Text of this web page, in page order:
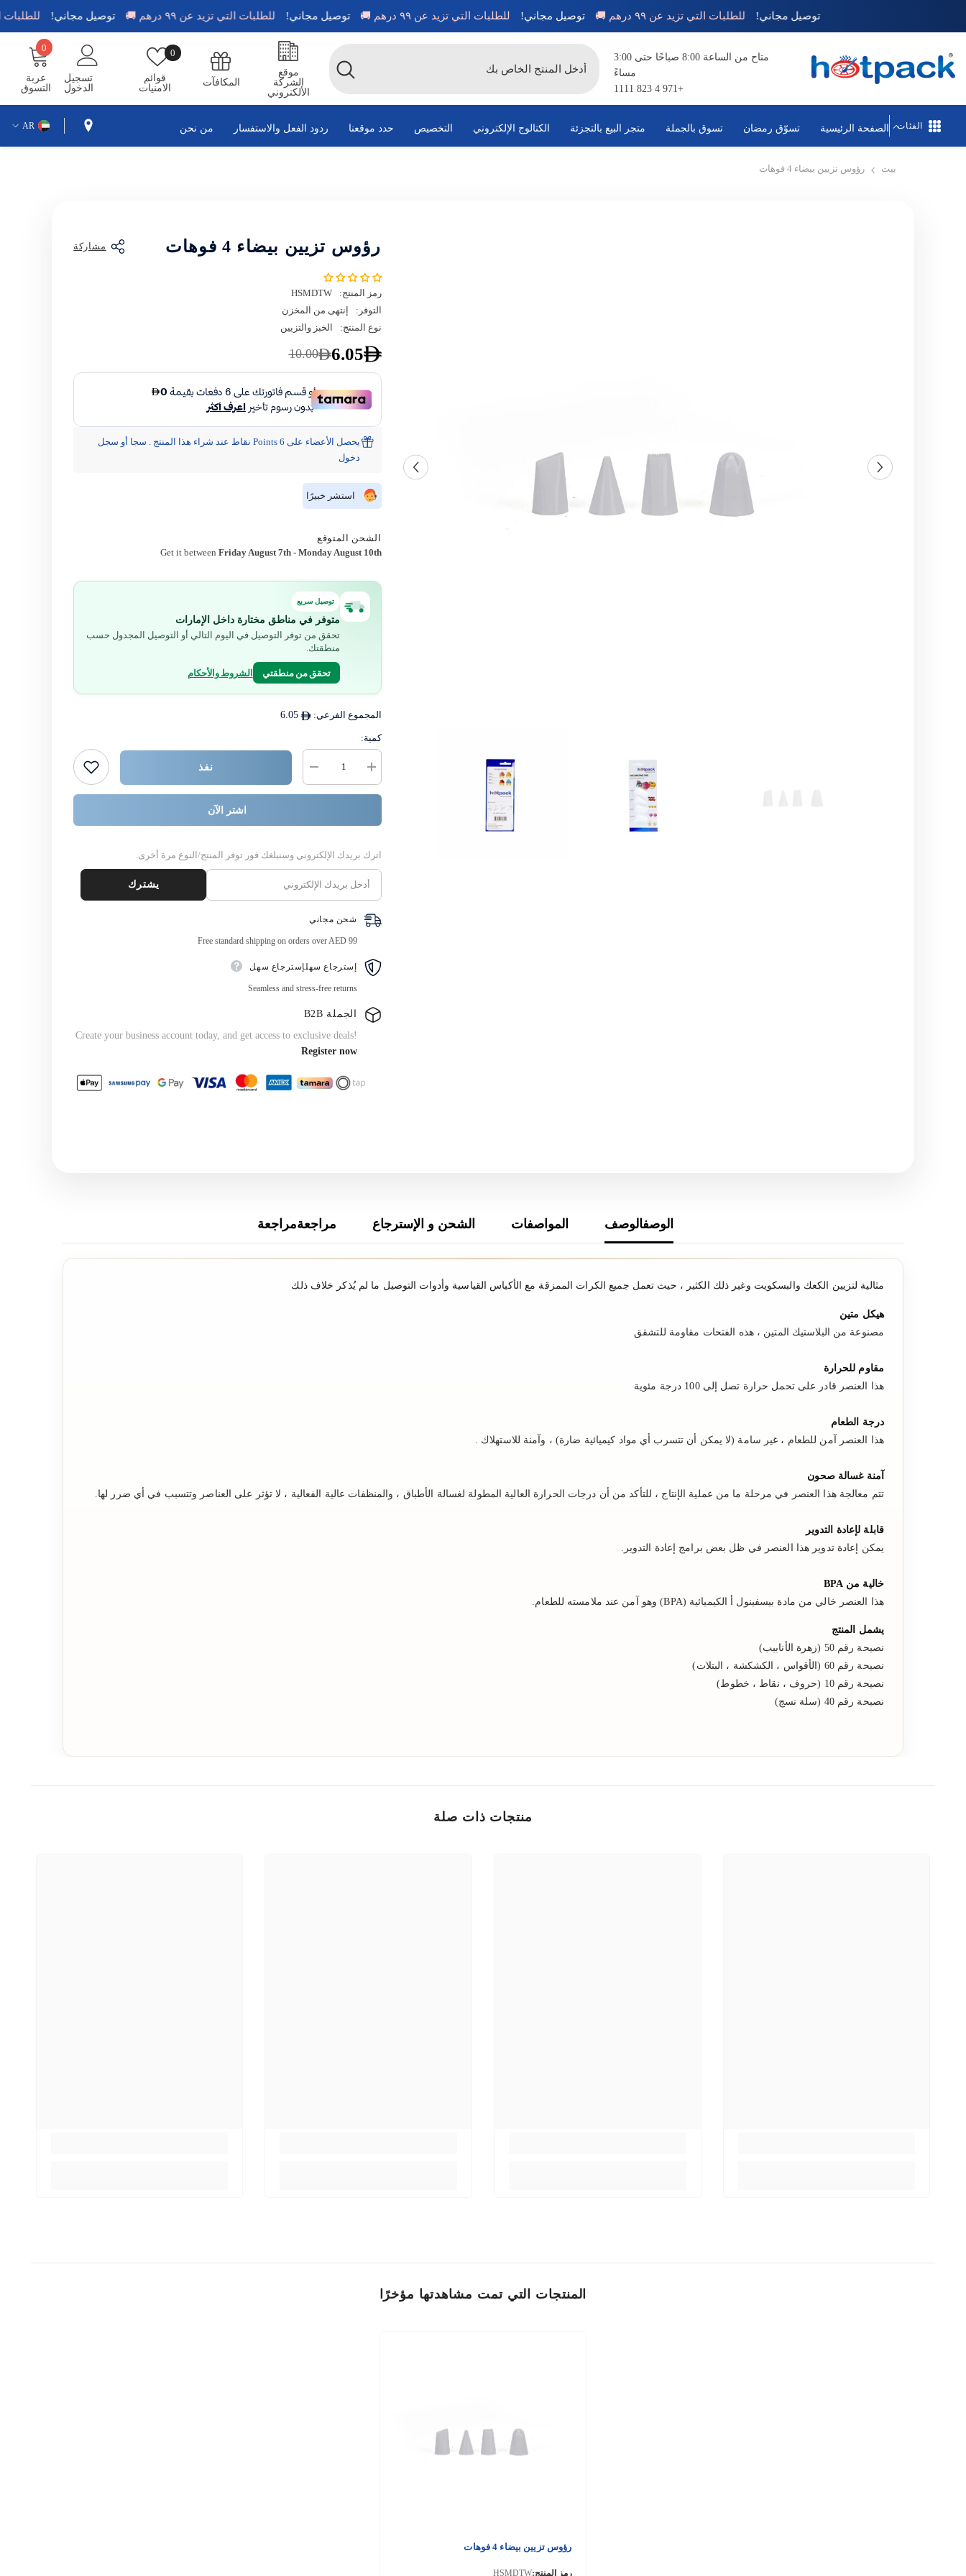
توصيل مجاني! للطلبات التي تزيد عن ٩٩ درهم 🚚 توصيل مجاني! للطلبات التي تزيد عن ٩٩ درهم 🚚 توصيل مجاني! للطلبات التي تزيد عن ٩٩ درهم 🚚 توصيل مجاني!
متاح من الساعة 8:00 صباحًا حتى 3:00
مساءً
+971 4 823 1111
موقع
الشركة
الألكتروني
المكافآت
قوائم
الامنيات
0قوائم
الامنيات
تسجيل
الدخول
عربة
التسوق
0
0
عناصر
الفئات الصفحة الرئيسية تسوّق رمضان تسوق بالجملة متجر البيع بالتجزئة الكتالوج الإلكتروني التخصيص حدد موقعنا ردود الفعل والاستفسار من نحن AR
بيت رؤوس تزيين بيضاء 4 فوهات
رؤوس تزيين بيضاء 4 فوهات مشاركة
رمز المنتج:
HSMDTW
التوفر:
إنتهى من المخزن
نوع المنتج:
الخبز والتزيين
10.00 6.05
يحصل الأعضاء على 6 Points نقاط عند شراء هذا المنتج . سجا أو سجل
دخول
استشر خبيرًا
الشحن المتوقع
Get it between Friday August 7th- Monday August 10th
توصيل سريع
متوفر في مناطق مختارة داخل الإمارات
تحقق من توفر التوصيل في اليوم التالي أو التوصيل المجدول حسب
منطقتك.
تحقق من منطقتي الشروط والأحكام
المجموع الفرعي: 6.05
كمية:
كمية
{{
زيادة
كمية
رؤوس
4
نفذ
اشتر الآن
اترك بريدك الإلكتروني وسنبلغك فور توفر المنتج/النوع مرة أخرى.
يشترك
شحن مجاني
Free standard shipping on orders over AED 99
إسترجاع سهلإسترجاع سهل
Seamless and stress-free returns
الجملة B2B
Create your business account today, and get access to exclusive deals!
Register now
الوصفالوصف المواصفات الشحن و الإسترجاع مراجعةمراجعة
مثالية لتزيين الكعك والبسكويت وغير ذلك الكثير ، حيث تعمل جميع الكرات الممزقة مع الأكياس القياسية وأدوات التوصيل ما لم يُذكر خلاف ذلك
هيكل متين
مصنوعة من البلاستيك المتين ، هذه الفتحات مقاومة للتشقق
مقاوم للحرارة
هذا العنصر قادر على تحمل حرارة تصل إلى 100 درجة مئوية
درجة الطعام
هذا العنصر آمن للطعام ، غير سامة (لا يمكن أن تتسرب أي مواد كيميائية ضارة) ، وآمنة للاستهلاك .
آمنة غسالة صحون
تتم معالجة هذا العنصر في مرحلة ما من عملية الإنتاج ، للتأكد من أن درجات الحرارة العالية المطولة لغسالة الأطباق ، والمنظفات عالية الفعالية ، لا تؤثر على العناصر وتتسبب في أي ضرر لها.
قابلة لإعادة التدوير
يمكن إعادة تدوير هذا العنصر في ظل بعض برامج إعادة التدوير.
خالية من BPA
هذا العنصر خالي من مادة بيسفينول أ الكيميائية (BPA) وهو آمن عند ملامسته للطعام.
يشمل المنتج
نصيحة رقم 50 (زهرة الأنابيب)
نصيحة رقم 60 (الأقواس ، الكشكشة ، البتلات)
نصيحة رقم 10 (حروف ، نقاط ، خطوط)
نصيحة رقم 40 (سلة نسج)
منتجات ذات صلة
المنتجات التي تمت مشاهدتها مؤخرًا
رؤوس تزيين بيضاء 4 فوهات
رمز المنتج:HSMDTW